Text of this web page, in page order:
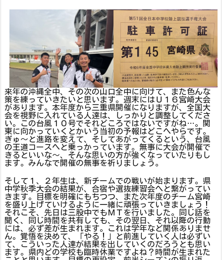
来年の沖縄全中、その次の山口全中に向けて、また色んな
策を練っていきたいと思います。週末にはＵ１６宮崎大会
があります。本年度から三重県開催になりますが、全国大
会を視野に入れている人達は、しっかりと調整してくださ
い。この台風１０号でそれどころではないですがね…。関
東に向かっていくとかいう当初の予報はどこへやらです。
ぎゅ～と進路を変えて、そしてあがってくるという、台風
の王道コースへと乗っかっています。無事に大会が開催で
きるといいな～、そんな思いの方が強くなっていたりもし
ます。みんなで開催の無事を祈りましょう。
そして１、２年生は、新チームでの戦いが始まります。県
中学秋季大会の結果が、合宿や選抜練習会へと繋がってい
きます。目標を明確にもちつつ、また次年度のチーム宮崎
を盛り上げていけるように一緒に頑張っていきましょう！
それこそ、先日は三股中でもＭＴを行いました。同じ話を
聞く、同じ時間を共有しても、その翌日、それ以降の行動
には、必ず差が生まれます。これは学年など関係ありませ
ん。覚悟を決めて、「やる！」と前進していく人は必ずい
て、こういった人達が結果を出していくのだろうとも思い
ます。県内どの学校も臨時休業ですよね？時間が生まれた